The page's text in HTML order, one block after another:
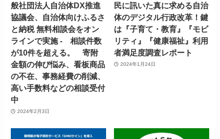
般社団法人自治体DX推進
協議会、自治体向けふるさ
と納税 無料相談会をオン
ラインで実施 - 相談件数
が10件を超える。 寄附
金額の伸び悩み、看板商品
の不在、事務経費の削減、
高い手数料などの相談受付
中
2024年2月3日
民に訊いた真に求める自治
体のデジタル行政改革！鍵
は『子育て・教育』『モビ
リティ』『健康福祉』利用
者満足度調査レポート
2024年1月24日